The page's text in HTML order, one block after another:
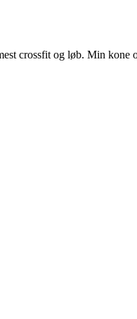
crossfit og løb. Min kone